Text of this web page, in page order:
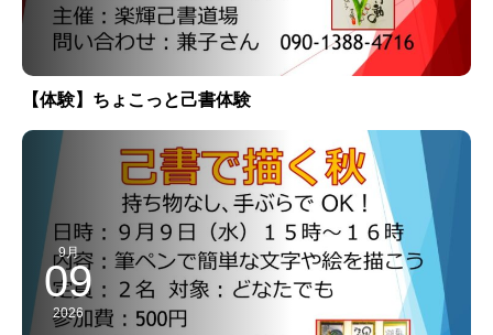
【体験】ちょこっと己書体験
9月
09
2026